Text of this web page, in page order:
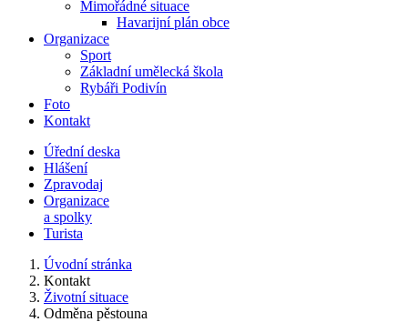
Mimořádné situace
Havarijní plán obce
Organizace
Sport
Základní umělecká škola
Rybáři Podivín
Foto
Kontakt
Úřední deska
Hlášení
Zpravodaj
Organizace
a spolky
Turista
Úvodní stránka
Kontakt
Životní situace
Odměna pěstouna